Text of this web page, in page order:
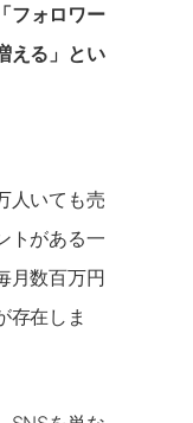
「フォロワー
える」とい
人いても売
トがある一
月数百万円
存在しま